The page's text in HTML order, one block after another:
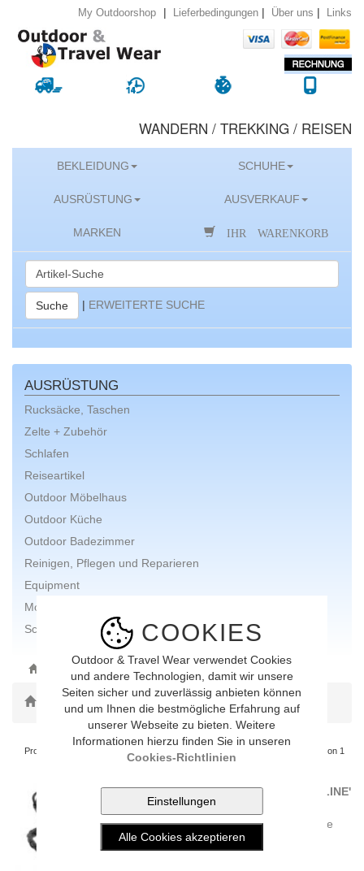
COOKIES
Outdoor & Travel Wear verwendet Cookies
und andere Technologien, damit wir unsere
Seiten sicher und zuverlässig anbieten können
und um Ihnen die bestmögliche Erfahrung auf
unserer Webseite zu bieten. Weitere
Informationen hierzu finden Sie in unseren
Cookies-Richtlinien
My Outdoorshop | Lieferbedingungen | Über uns | Links
WANDERN / TREKKING / REISEN
BEKLEIDUNG SCHUHE
AUSRÜSTUNG AUSVERKAUF
MARKEN IHR WARENKORB
Suche | ERWEITERTE SUCHE
AUSRÜSTUNG
Rucksäcke, Taschen
Zelte + Zubehör
Schlafen
Reiseartikel
Outdoor Möbelhaus
Outdoor Küche
Outdoor Badezimmer
Reinigen, Pflegen und Reparieren
Equipment
Moskitonetze, Insektenschutz
Schneeschuhe
ONLINE-SHOP AUSRÜSTUNG
Toggle Dropdown
Produkte pro Seite 20 Alle [ 1 Artikel ] Site 1 von 1
McNett WÄSCHELEINE 'GRUNT LINE'
Eine Expanderwäscheleine aus
verwobenen Gummischläuchen. Sie
hält nahezu allen Kleinkram, ...